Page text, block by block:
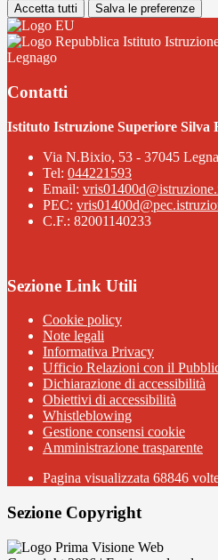
Accetta tutti Salva le preferenze
Istituto
Legnago
Contatti
Istituto Istruzione Superiore Silva
Via N.Bixio, 53 - 37045
Tel: 044221593
Email:
PEC:
C.F.: 82001140233
Sezione Link Utili
Cookie policy
Note legali
Informativa Privacy
Ufficio Relazioni con il
Dichiarazione di accessibilità
Obiettivi di accessibilità
Whistleblowing
Gestione consensi cookie
Amministrazione trasparente
Pagina visualizzata 68846
Sezione Copyright